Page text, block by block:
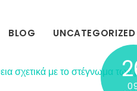
BLOG UNCATEGORIZED